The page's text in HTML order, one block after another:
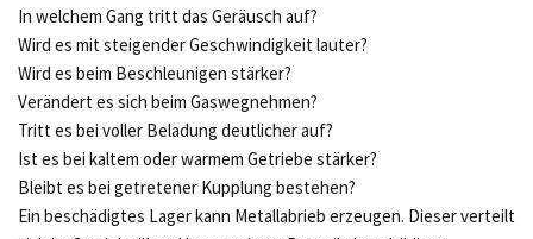
In welchem Gang tritt das Geräusch auf?
Wird es mit steigender Geschwindigkeit lauter?
Wird es beim Beschleunigen stärker?
Verändert es sich beim Gaswegnehmen?
Tritt es bei voller Beladung deutlicher auf?
Ist es bei kaltem oder warmem Getriebe stärker?
Bleibt es bei getretener Kupplung bestehen?
Ein beschädigtes Lager kann Metallabrieb erzeugen. Dieser verteilt